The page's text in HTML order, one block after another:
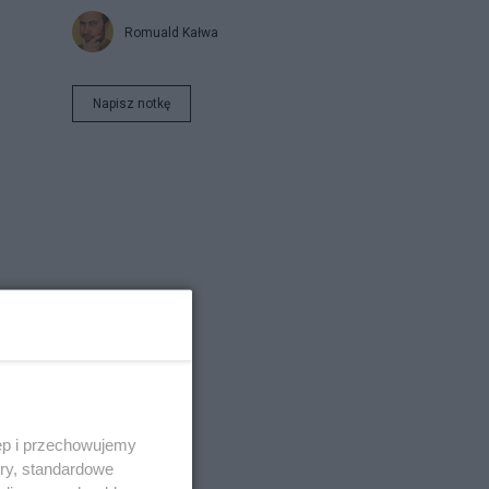
Romuald Kałwa
Napisz notkę
i przechowujemy
standardowe